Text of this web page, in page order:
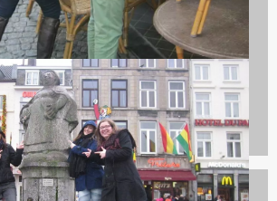
132 uitjes